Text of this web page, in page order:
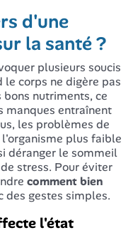
d'une
la santé ?
plusieurs soucis
corps ne digère pas
nutriments, ce
manques entraînent
les problèmes de
plus faible
déranger le sommeil
stress. Pour éviter
comment bien
des gestes simples.
l'état